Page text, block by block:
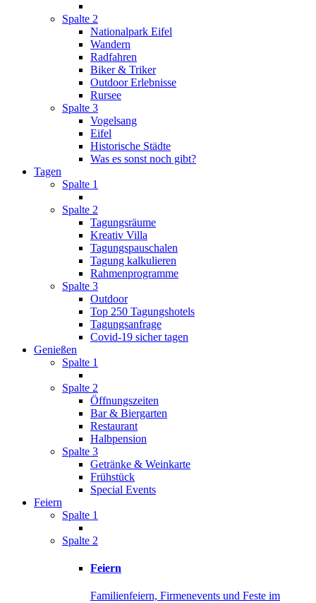
Spalte 2
Nationalpark Eifel
Wandern
Radfahren
Biker & Triker
Outdoor Erlebnisse
Rursee
Spalte 3
Vogelsang
Eifel
Historische Städte
Was es sonst noch gibt?
Tagen
Spalte 1
Spalte 2
Tagungsräume
Kreativ Villa
Tagungspauschalen
Tagung kalkulieren
Rahmenprogramme
Spalte 3
Outdoor
Top 250 Tagungshotels
Tagungsanfrage
Covid-19 sicher tagen
Genießen
Spalte 1
Spalte 2
Öffnungszeiten
Bar & Biergarten
Restaurant
Halbpension
Spalte 3
Getränke & Weinkarte
Frühstück
Special Events
Feiern
Spalte 1
Spalte 2
Feiern
Familienfeiern, Firmenevents und Feste im